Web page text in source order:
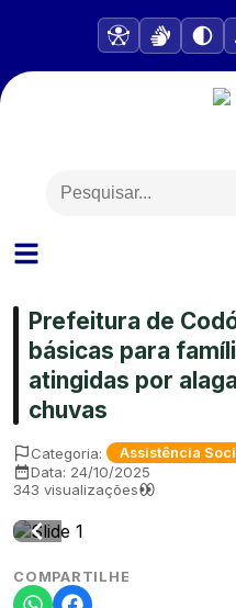
Prefeitura de
básicas para
atingidas por
chuvas
Categoria: Assistência
Data: 24/10/2025
343 visualizações
COMPARTILHE